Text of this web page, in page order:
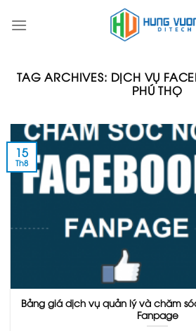
TAG ARCHIVES: DỊCH VỤ
PHÚ THỌ
Bảng giá dịch vụ quản lý và chăm
Fanpage
15
Th8